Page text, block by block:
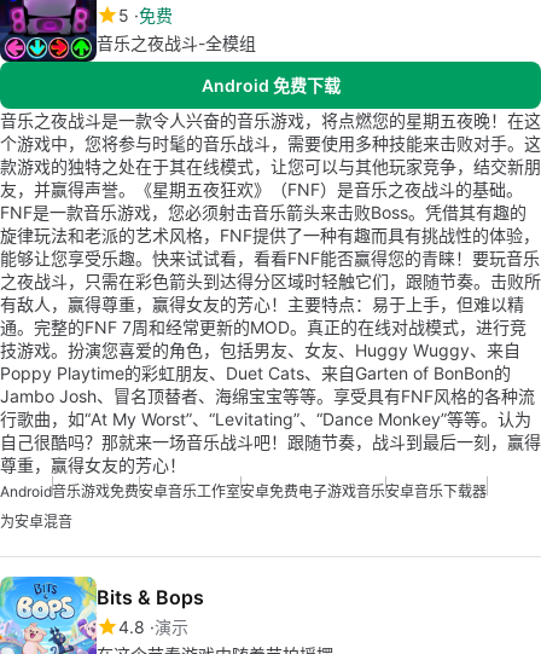
5 免费
音乐之夜战斗-全模组
Android 免费下载
音乐之夜战斗是一款令人兴奋的音乐游戏，将点燃您的星期五夜晚！在这
个游戏中，您将参与时髦的音乐战斗，需要使用多种技能来击败对手。这
款游戏的独特之处在于其在线模式，让您可以与其他玩家竞争，结交新朋
友，并赢得声誉。《星期五夜狂欢》（FNF）是音乐之夜战斗的基础。
FNF是一款音乐游戏，您必须射击音乐箭头来击败Boss。凭借其有趣的
旋律玩法和老派的艺术风格，FNF提供了一种有趣而具有挑战性的体验，
能够让您享受乐趣。快来试试看，看看FNF能否赢得您的青睐！要玩音乐
之夜战斗，只需在彩色箭头到达得分区域时轻触它们，跟随节奏。击败所
有敌人，赢得尊重，赢得女友的芳心！主要特点：易于上手，但难以精
通。完整的FNF 7周和经常更新的MOD。真正的在线对战模式，进行竞
技游戏。扮演您喜爱的角色，包括男友、女友、Huggy Wuggy、来自
Poppy Playtime的彩虹朋友、Duet Cats、来自Garten of BonBon的
Jambo Josh、冒名顶替者、海绵宝宝等等。享受具有FNF风格的各种流
行歌曲，如“At My Worst”、“Levitating”、“Dance Monkey”等等。认为
自己很酷吗？那就来一场音乐战斗吧！跟随节奏，战斗到最后一刻，赢得
尊重，赢得女友的芳心！
Android音乐游戏免费安卓音乐工作室安卓免费电子游戏音乐安卓音乐下载器
为安卓混音
Bits & Bops
4.8 演示